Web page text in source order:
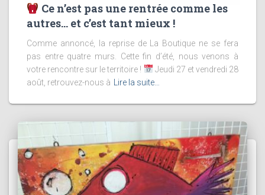
Ce n’est pas une rentrée comme les
autres… et c’est tant mieux !
Comme annoncé, la reprise de La Boutique ne se fera
pas entre quatre murs. Cette fin d’été, nous venons à
votre rencontre sur le territoire !
Jeudi 27 et vendredi 28
août, retrouvez-nous à
Lire la suite…